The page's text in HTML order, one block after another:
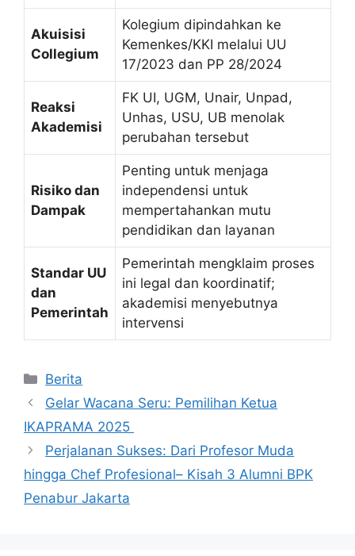
Akuisisi
Collegium
Kolegium dipindahkan ke
Kemenkes/KKI melalui UU
17/2023 dan PP 28/2024
Reaksi
Akademisi
FK UI, UGM, Unair, Unpad,
Unhas, USU, UB menolak
perubahan tersebut
Risiko dan
Dampak
Penting untuk menjaga
independensi untuk
mempertahankan mutu
pendidikan dan layanan
Standar UU
dan
Pemerintah
Pemerintah mengklaim proses
ini legal dan koordinatif;
akademisi menyebutnya
intervensi
Kategori
Berita
Gelar Wacana Seru: Pemilihan Ketua
IKAPRAMA 2025
Perjalanan Sukses: Dari Profesor Muda
hingga Chef Profesional– Kisah 3 Alumni BPK
Penabur Jakarta